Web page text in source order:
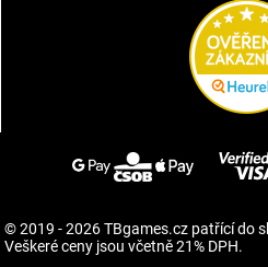
© 2019 - 2026 TBgames.cz patřící do
Veškeré ceny jsou včetně 21% DPH.